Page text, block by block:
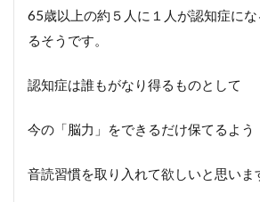
65歳以上の約５人に１人が認知症に
るそうです。
認知症は誰もがなり得るものとして
今の「脳力」をできるだけ保てるよう
音読習慣を取り入れて欲しいと思いま